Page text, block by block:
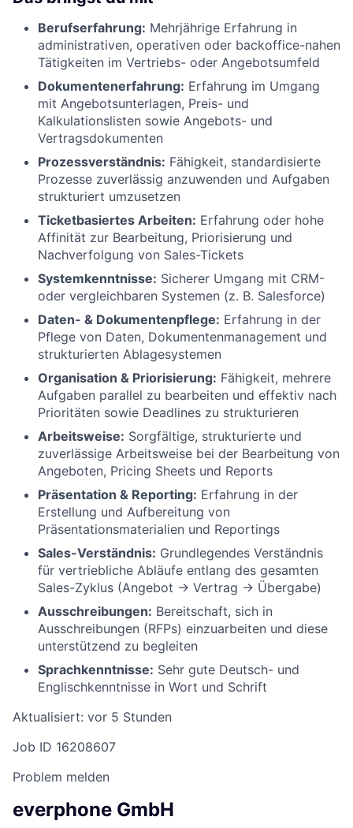
Berufserfahrung: Mehrjährige Erfahrung in
administrativen, operativen oder backoffice-nahen
Tätigkeiten im Vertriebs- oder Angebotsumfeld
Dokumentenerfahrung: Erfahrung im Umgang
mit Angebotsunterlagen, Preis- und
Kalkulationslisten sowie Angebots- und
Vertragsdokumenten
Prozessverständnis: Fähigkeit, standardisierte
Prozesse zuverlässig anzuwenden und Aufgaben
strukturiert umzusetzen
Ticketbasiertes Arbeiten: Erfahrung oder hohe
Affinität zur Bearbeitung, Priorisierung und
Nachverfolgung von Sales-Tickets
Systemkenntnisse: Sicherer Umgang mit CRM-
oder vergleichbaren Systemen (z. B. Salesforce)
Daten- & Dokumentenpflege: Erfahrung in der
Pflege von Daten, Dokumentenmanagement und
strukturierten Ablagesystemen
Organisation & Priorisierung: Fähigkeit, mehrere
Aufgaben parallel zu bearbeiten und effektiv nach
Prioritäten sowie Deadlines zu strukturieren
Arbeitsweise: Sorgfältige, strukturierte und
zuverlässige Arbeitsweise bei der Bearbeitung von
Angeboten, Pricing Sheets und Reports
Präsentation & Reporting: Erfahrung in der
Erstellung und Aufbereitung von
Präsentationsmaterialien und Reportings
Sales-Verständnis: Grundlegendes Verständnis
für vertriebliche Abläufe entlang des gesamten
Sales-Zyklus (Angebot → Vertrag → Übergabe)
Ausschreibungen: Bereitschaft, sich in
Ausschreibungen (RFPs) einzuarbeiten und diese
unterstützend zu begleiten
Sprachkenntnisse: Sehr gute Deutsch- und
Englischkenntnisse in Wort und Schrift
Aktualisiert: vor 5 Stunden
Job ID 16208607
Problem melden
everphone GmbH